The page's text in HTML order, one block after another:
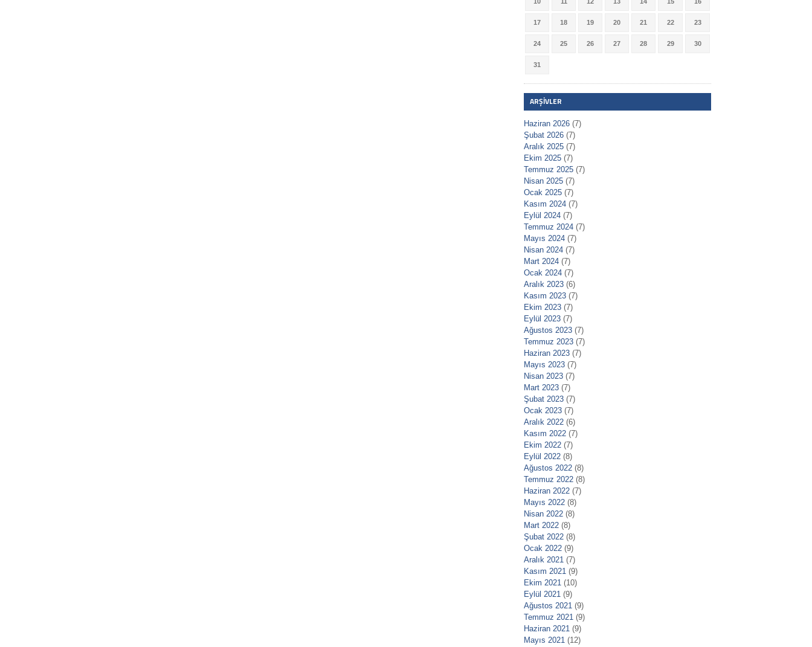
10 11 12 13 14 15 16
17 18 19 20 21 22 23
24 25 26 27 28 29 30
31
ARŞIVLER
Haziran 2026 (7)
Şubat 2026 (7)
Aralık 2025 (7)
Ekim 2025 (7)
Temmuz 2025 (7)
Nisan 2025 (7)
Ocak 2025 (7)
Kasım 2024 (7)
Eylül 2024 (7)
Temmuz 2024 (7)
Mayıs 2024 (7)
Nisan 2024 (7)
Mart 2024 (7)
Ocak 2024 (7)
Aralık 2023 (6)
Kasım 2023 (7)
Ekim 2023 (7)
Eylül 2023 (7)
Ağustos 2023 (7)
Temmuz 2023 (7)
Haziran 2023 (7)
Mayıs 2023 (7)
Nisan 2023 (7)
Mart 2023 (7)
Şubat 2023 (7)
Ocak 2023 (7)
Aralık 2022 (6)
Kasım 2022 (7)
Ekim 2022 (7)
Eylül 2022 (8)
Ağustos 2022 (8)
Temmuz 2022 (8)
Haziran 2022 (7)
Mayıs 2022 (8)
Nisan 2022 (8)
Mart 2022 (8)
Şubat 2022 (8)
Ocak 2022 (9)
Aralık 2021 (7)
Kasım 2021 (9)
Ekim 2021 (10)
Eylül 2021 (9)
Ağustos 2021 (9)
Temmuz 2021 (9)
Haziran 2021 (9)
Mayıs 2021 (12)